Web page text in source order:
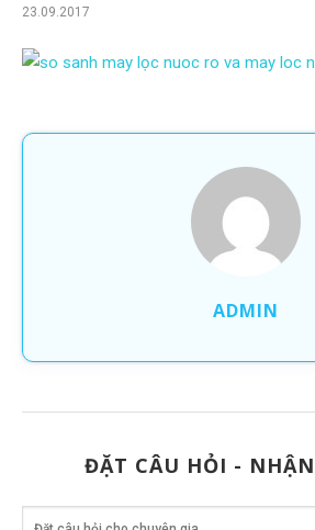
23.09.2017
ADMIN
ĐẶT CÂU HỎI -